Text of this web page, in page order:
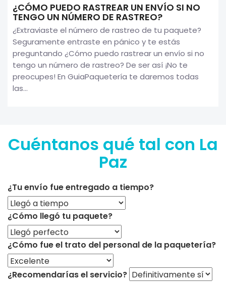
¿CÓMO PUEDO RASTREAR UN ENVÍO SI NO
TENGO UN NÚMERO DE RASTREO?
¿Extraviaste el número de rastreo de tu paquete?
Seguramente entraste en pánico y te estás
preguntando ¿Cómo puedo rastrear un envío si no
tengo un número de rastreo? De ser así ¡No te
preocupes! En GuiaPaquetería te daremos todas
las...
Cuéntanos qué tal con La
Paz
¿Tu envío fue entregado a tiempo?
¿Cómo llegó tu paquete?
¿Cómo fue el trato del personal de la paquetería?
¿Recomendarías el servicio?